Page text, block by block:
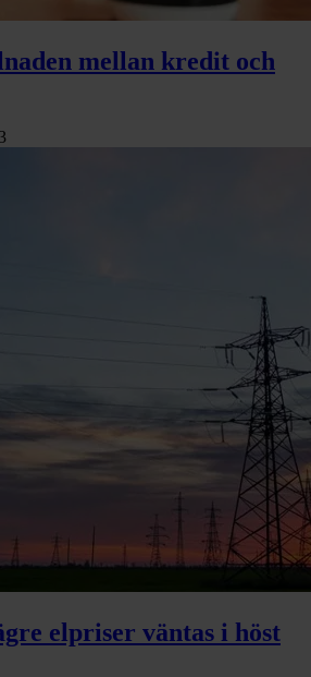
mellan kredit och
elpriser väntas i höst